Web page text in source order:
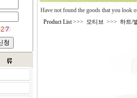
Have not found the goods that you look
Product List>>> 모티브 >>> 하트/